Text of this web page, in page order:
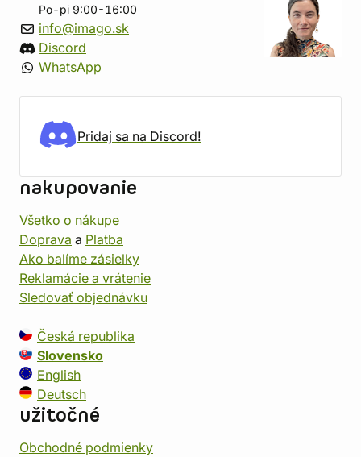
Po-pi 9:00-16:00
info@imago.sk
Discord
WhatsApp
Pridaj sa na Discord!
nakupovanie
Všetko o nákupe
Doprava a Platba
Ako balíme zásielky
Reklamácie a vrátenie
Sledovať objednávku
Česká republika
Slovensko
English
Deutsch
užitočné
Obchodné podmienky